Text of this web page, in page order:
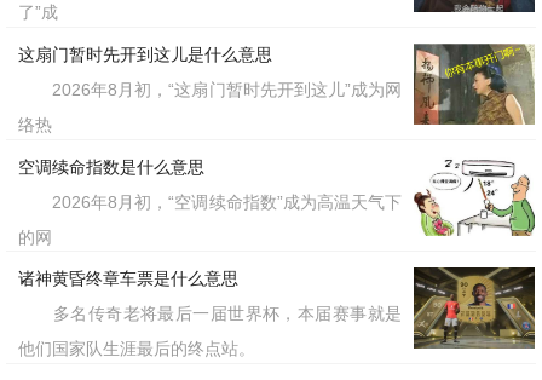
了”成
这扇门暂时先开到这儿是什么意思
2026年8月初，“这扇门暂时先开到这儿”成为网
络热
空调续命指数是什么意思
2026年8月初，“空调续命指数”成为高温天气下
的网
诸神黄昏终章车票是什么意思
多名传奇老将最后一届世界杯，本届赛事就是
他们国家队生涯最后的终点站。